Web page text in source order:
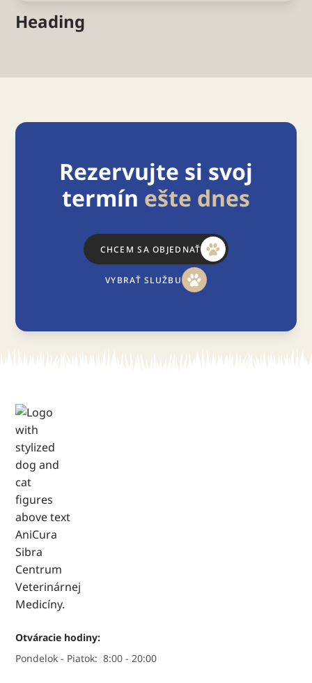
Heading
Rezervujte si svoj
termín ešte dnes
CHCEM SA OBJEDNAŤ
VYBRAŤ SLUŽBU
Otváracie hodiny:
Pondelok - Piatok: 8:00 - 20:00